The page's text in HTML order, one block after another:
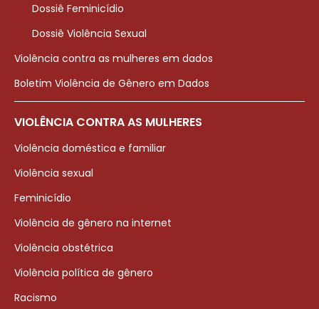
Dossiê Feminicídio
Dossiê Violência Sexual
Violência contra as mulheres em dados
Boletim Violência de Gênero em Dados
VIOLÊNCIA CONTRA AS MULHERES
Violência doméstica e familiar
Violência sexual
Feminicídio
Violência de gênero na internet
Violência obstétrica
Violência política de gênero
Racismo